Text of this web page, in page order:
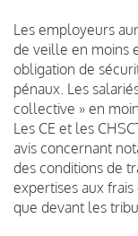
Les employeurs
de veille en moins
obligation de
pénaux. Les
collective » en
Les CE et les
avis concernant
des conditions de
expertises aux
que devant les